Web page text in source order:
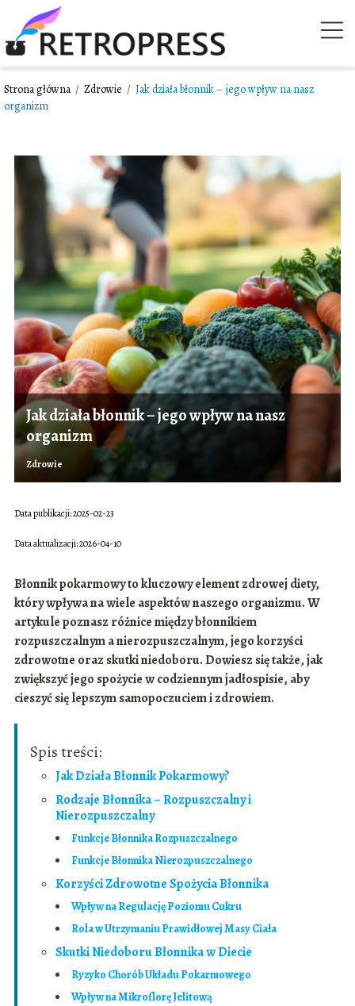
Strona główna / Zdrowie / Jak działa błonnik – jego wpływ na nasz
organizm
Jak działa błonnik – jego wpływ na nasz
organizm
Zdrowie
Data publikacji: 2025-02-23
Data aktualizacji: 2026-04-10
Błonnik pokarmowy to kluczowy element zdrowej diety,
który wpływa na wiele aspektów naszego organizmu. W
artykule poznasz różnice między błonnikiem
rozpuszczalnym a nierozpuszczalnym, jego korzyści
zdrowotne oraz skutki niedoboru. Dowiesz się także, jak
zwiększyć jego spożycie w codziennym jadłospisie, aby
cieszyć się lepszym samopoczuciem i zdrowiem.
Spis treści:
Jak Działa Błonnik Pokarmowy?
Rodzaje Błonnika – Rozpuszczalny i
Nierozpuszczalny
Funkcje Błonnika Rozpuszczalnego
Funkcje Błonnika Nierozpuszczalnego
Korzyści Zdrowotne Spożycia Błonnika
Wpływ na Regulację Poziomu Cukru
Rola w Utrzymaniu Prawidłowej Masy Ciała
Skutki Niedoboru Błonnika w Diecie
Ryzyko Chorób Układu Pokarmowego
Wpływ na Mikroflorę Jelitową